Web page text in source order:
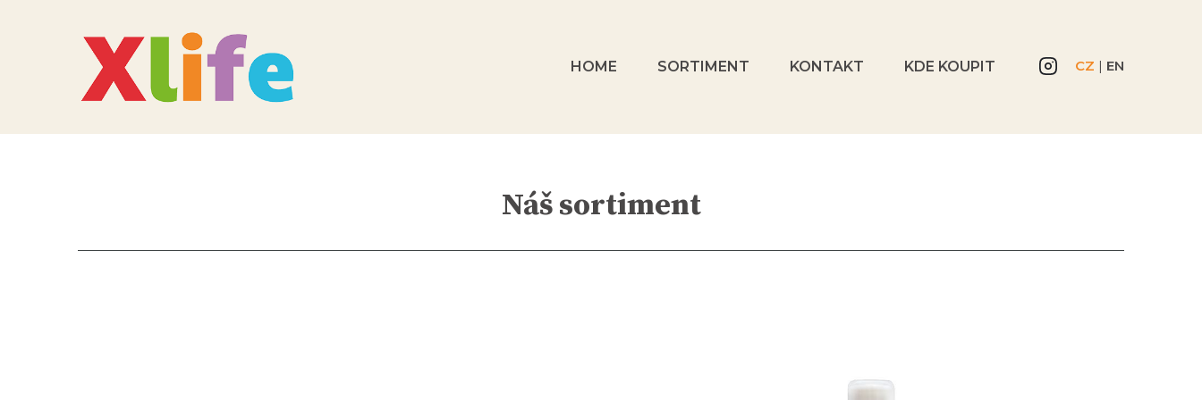
HOME SORTIMENT KONTAKT KDE KOUPIT CZ | EN
Náš sortiment